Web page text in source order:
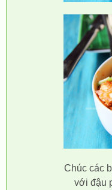
Chúc các
với đậu